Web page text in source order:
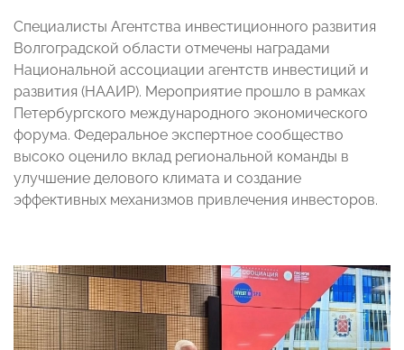
Специалисты Агентства инвестиционного развития
Волгоградской области отмечены наградами
Национальной ассоциации агентств инвестиций и
развития (НААИР). Мероприятие прошло в рамках
Петербургского международного экономического
форума. Федеральное экспертное сообщество
высоко оценило вклад региональной команды в
улучшение делового климата и создание
эффективных механизмов привлечения инвесторов.